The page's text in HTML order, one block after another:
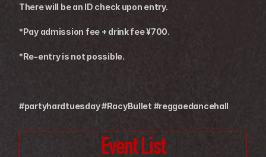
There will be an ID check upon entry.
*Pay admission fee + drink fee ¥700.
*Re-entry is not possible.
#partyhardtuesday #RacyBullet #reggaedancehall
Event List